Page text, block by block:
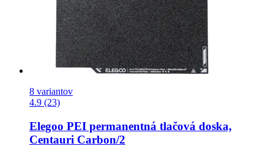
8 variantov
4.9 (23)
Elegoo PEI permanentná tlačová doska,
Centauri Carbon/2